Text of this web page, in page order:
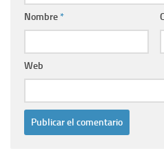
Nombre*
Web